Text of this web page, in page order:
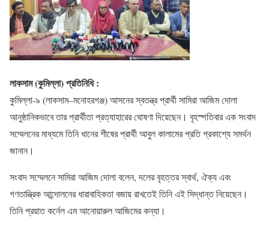
লাকসাম (কুমিল্লা) প্রতিনিধি :
কুমিল্লা-৯ (লাকসাম–মনোহরগঞ্জ) আসনের স্বতন্ত্র প্রার্থী সামিরা আজিম দোলা
আনুষ্ঠানিকভাবে তার প্রার্থীতা প্রত্যাহারের ঘোষণা দিয়েছেন। বৃহস্পতিবার এক সংবাদ
সম্মেলনের মাধ্যমে তিনি ধানের শীষের প্রার্থী আবুল কালামের প্রতি প্রকাশ্যে সমর্থন
জানান।
সংবাদ সম্মেলনে সামিরা আজিম দোলা বলেন, দলের বৃহত্তর স্বার্থ, ঐক্য এবং
গণতান্ত্রিক আন্দোলনের ধারাবাহিকতা বজায় রাখতেই তিনি এই সিদ্ধান্ত নিয়েছেন।
তিনি প্রয়াত কর্নেল এম আনোয়ারুল আজিমের কন্যা।